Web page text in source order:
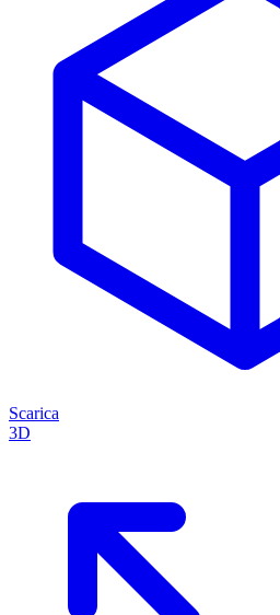
Scarica
3D